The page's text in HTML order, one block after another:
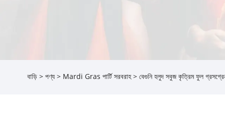
বাড়ি > পণ্য> Mardi Gras পার্টি সরবরাহ> বেগুনি হলুদ সবুজ কৃত্রিম ফুল গ্রসগ্রেন